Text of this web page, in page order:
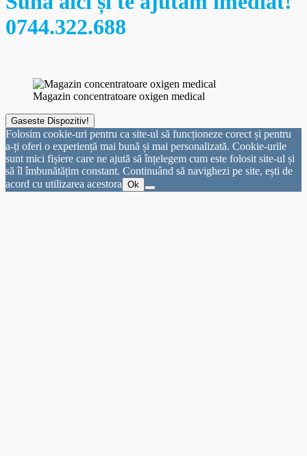
0744.322.688
Magazin concentratoare oxigen medical
Gaseste Dispozitiv!
Folosim cookie-uri pentru ca site-ul să funcționeze corect și pentru
a-ți oferi o experiență mai bună și mai personalizată. Cookie-urile
sunt mici fișiere care ne ajută să înțelegem cum este folosit site-ul și
să îl îmbunătățim constant. Continuând să navighezi pe site, ești de
acord cu utilizarea acestora Ok